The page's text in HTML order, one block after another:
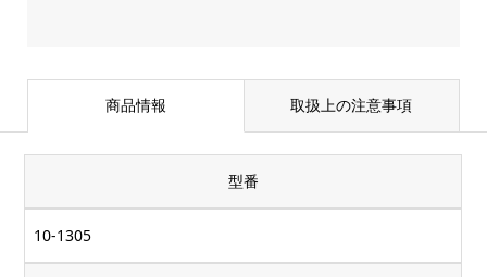
商品情報 取扱上の注意事項
型番
10-1305